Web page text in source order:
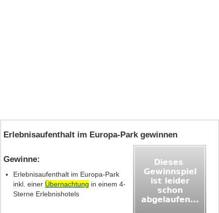
Erlebnisaufenthalt im Europa-Park gewinnen
Gewinne:
Erlebnisaufenthalt im Europa-Park
inkl. einer Übernachtung in einem 4-
Sterne Erlebnishotels